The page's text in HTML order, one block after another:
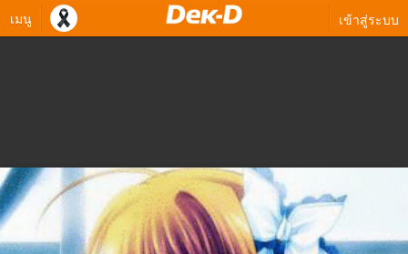
เมนู เข้าสู่ระบบ